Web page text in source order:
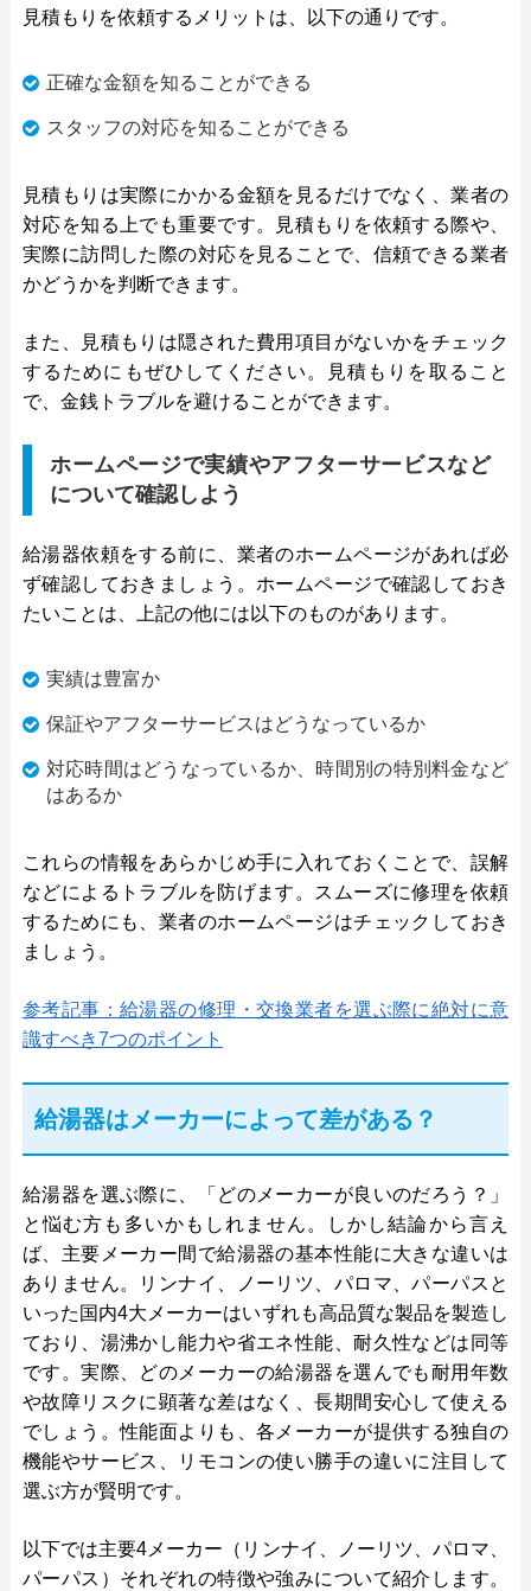
見積もりを依頼するメリットは、以下の通りです。
正確な金額を知ることができる
スタッフの対応を知ることができる
見積もりは実際にかかる金額を見るだけでなく、業者の
対応を知る上でも重要です。見積もりを依頼する際や、
実際に訪問した際の対応を見ることで、信頼できる業者
かどうかを判断できます。
また、見積もりは隠された費用項目がないかをチェック
するためにもぜひしてください。見積もりを取ること
で、金銭トラブルを避けることができます。
ホームページで実績やアフターサービスなど
について確認しよう
給湯器依頼をする前に、業者のホームページがあれば必
ず確認しておきましょう。ホームページで確認しておき
たいことは、上記の他には以下のものがあります。
実績は豊富か
保証やアフターサービスはどうなっているか
対応時間はどうなっているか、時間別の特別料金など
はあるか
これらの情報をあらかじめ手に入れておくことで、誤解
などによるトラブルを防げます。スムーズに修理を依頼
するためにも、業者のホームページはチェックしておき
ましょう。
参考記事：給湯器の修理・交換業者を選ぶ際に絶対に意
識すべき7つのポイント
給湯器はメーカーによって差がある？
給湯器を選ぶ際に、「どのメーカーが良いのだろう？」
と悩む方も多いかもしれません。しかし結論から言え
ば、主要メーカー間で給湯器の基本性能に大きな違いは
ありません。リンナイ、ノーリツ、パロマ、パーパスと
いった国内4大メーカーはいずれも高品質な製品を製造し
ており、湯沸かし能力や省エネ性能、耐久性などは同等
です。実際、どのメーカーの給湯器を選んでも耐用年数
や故障リスクに顕著な差はなく、長期間安心して使える
でしょう。性能面よりも、各メーカーが提供する独自の
機能やサービス、リモコンの使い勝手の違いに注目して
選ぶ方が賢明です。
以下では主要4メーカー（リンナイ、ノーリツ、パロマ、
パーパス）それぞれの特徴や強みについて紹介します。